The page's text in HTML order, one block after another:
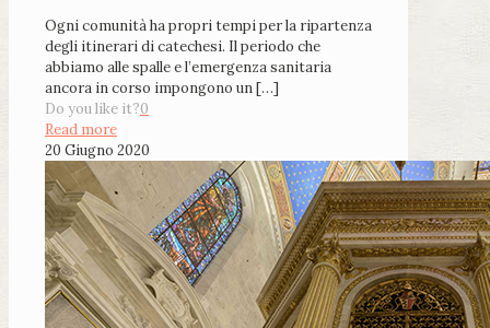
Ogni comunità ha propri tempi per la ripartenza
degli itinerari di catechesi. Il periodo che
abbiamo alle spalle e l’emergenza sanitaria
ancora in corso impongono un[…]
Do you like it?0
Read more
20 Giugno 2020